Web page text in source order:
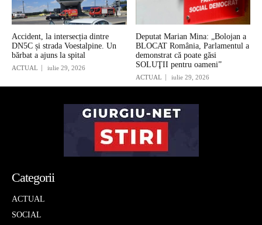
Accident, la intersecția dintre
DN5C și strada Voestalpine. Un
bărbat a ajuns la spital
ACTUAL iulie 29, 2026
Deputat Marian Mina: „Bolojan a
BLOCAT România, Parlamentul a
demonstrat că poate găsi
SOLUŢII pentru oameni”
ACTUAL iulie 29, 2026
Categorii
ACTUAL
SOCIAL